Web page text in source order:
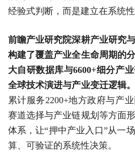
经验式判断，而是建立在系统
前瞻产业研究院深耕产业研究
构建了覆盖产业全生命周期的
大自研数据库与6600+细分产
全球技术演进与产业变迁逻辑
累计服务2200+地方政府与产
赛道选择与产业链规划等方面
体系，让“押中产业入口”从一
算、可验证的系统性决策。